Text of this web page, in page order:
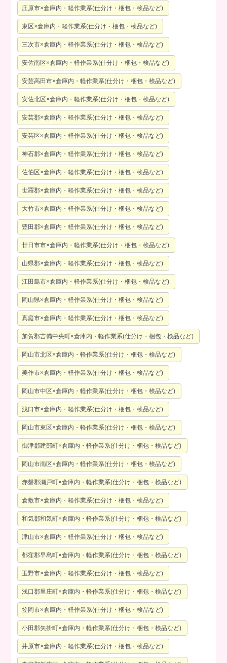
庄原市×倉庫内・軽作業系(仕分け・梱包・検品など)
東区×倉庫内・軽作業系(仕分け・梱包・検品など)
三次市×倉庫内・軽作業系(仕分け・梱包・検品など)
安佐南区×倉庫内・軽作業系(仕分け・梱包・検品など)
安芸高田市×倉庫内・軽作業系(仕分け・梱包・検品など)
安佐北区×倉庫内・軽作業系(仕分け・梱包・検品など)
安芸郡×倉庫内・軽作業系(仕分け・梱包・検品など)
安芸区×倉庫内・軽作業系(仕分け・梱包・検品など)
神石郡×倉庫内・軽作業系(仕分け・梱包・検品など)
佐伯区×倉庫内・軽作業系(仕分け・梱包・検品など)
世羅郡×倉庫内・軽作業系(仕分け・梱包・検品など)
大竹市×倉庫内・軽作業系(仕分け・梱包・検品など)
豊田郡×倉庫内・軽作業系(仕分け・梱包・検品など)
廿日市市×倉庫内・軽作業系(仕分け・梱包・検品など)
山県郡×倉庫内・軽作業系(仕分け・梱包・検品など)
江田島市×倉庫内・軽作業系(仕分け・梱包・検品など)
岡山県×倉庫内・軽作業系(仕分け・梱包・検品など)
真庭市×倉庫内・軽作業系(仕分け・梱包・検品など)
加賀郡吉備中央町×倉庫内・軽作業系(仕分け・梱包・検品など)
岡山市北区×倉庫内・軽作業系(仕分け・梱包・検品など)
美作市×倉庫内・軽作業系(仕分け・梱包・検品など)
岡山市中区×倉庫内・軽作業系(仕分け・梱包・検品など)
浅口市×倉庫内・軽作業系(仕分け・梱包・検品など)
岡山市東区×倉庫内・軽作業系(仕分け・梱包・検品など)
御津郡建部町×倉庫内・軽作業系(仕分け・梱包・検品など)
岡山市南区×倉庫内・軽作業系(仕分け・梱包・検品など)
赤磐郡瀬戸町×倉庫内・軽作業系(仕分け・梱包・検品など)
倉敷市×倉庫内・軽作業系(仕分け・梱包・検品など)
和気郡和気町×倉庫内・軽作業系(仕分け・梱包・検品など)
津山市×倉庫内・軽作業系(仕分け・梱包・検品など)
都窪郡早島町×倉庫内・軽作業系(仕分け・梱包・検品など)
玉野市×倉庫内・軽作業系(仕分け・梱包・検品など)
浅口郡里庄町×倉庫内・軽作業系(仕分け・梱包・検品など)
笠岡市×倉庫内・軽作業系(仕分け・梱包・検品など)
小田郡矢掛町×倉庫内・軽作業系(仕分け・梱包・検品など)
井原市×倉庫内・軽作業系(仕分け・梱包・検品など)